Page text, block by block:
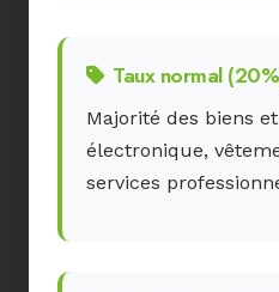
Taux normal
Majorité des biens
électronique,
services